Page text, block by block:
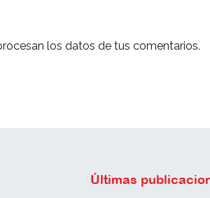
los datos de tus comentarios.
Últimas